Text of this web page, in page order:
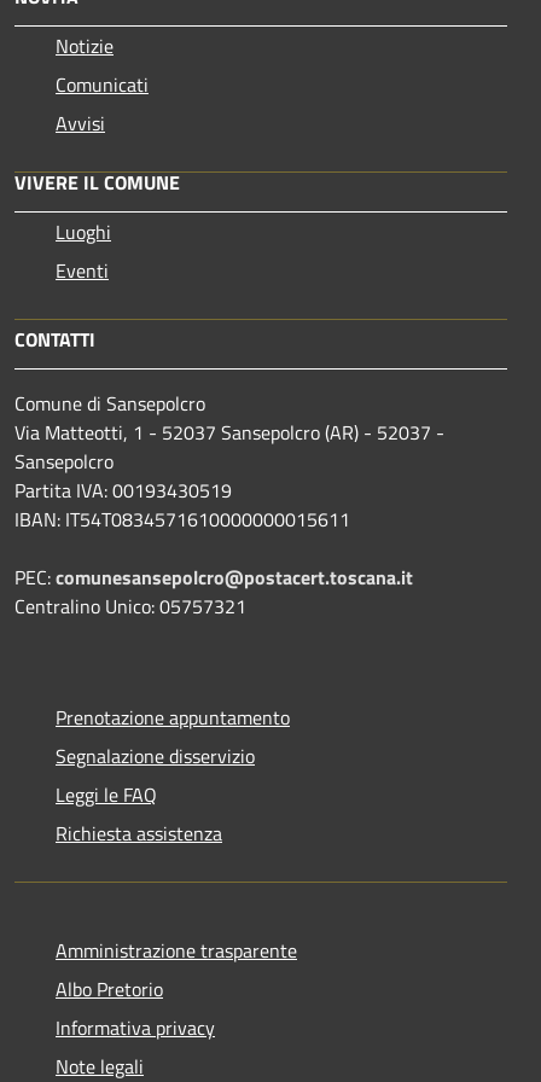
Notizie
Comunicati
Avvisi
VIVERE IL COMUNE
Luoghi
Eventi
CONTATTI
Comune di Sansepolcro
Via Matteotti, 1 - 52037 Sansepolcro (AR) - 52037 -
Sansepolcro
Partita IVA: 00193430519
IBAN: IT54T0834571610000000015611
PEC:comunesansepolcro@postacert.toscana.it
Centralino Unico: 05757321
Prenotazione appuntamento
Segnalazione disservizio
Leggi le FAQ
Richiesta assistenza
Amministrazione trasparente
Albo Pretorio
Informativa privacy
Note legali